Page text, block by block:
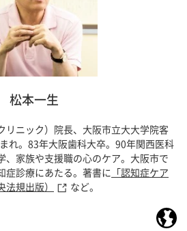
松本一生
リニック）院長、大阪市立大大学院客
れ。83年大阪歯科大卒。90年関西医科
、家族や支援職の心のケア。大阪市で
症診療にあたる。著書に 「認知症ケア
規出版）
など。